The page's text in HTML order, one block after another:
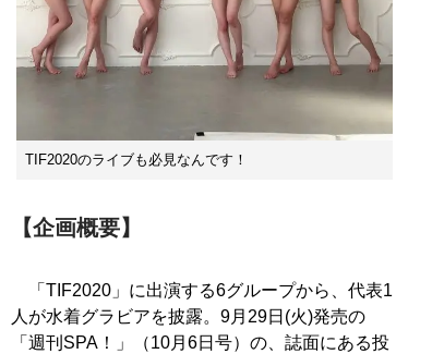
TIF2020のライブも必見なんです！
【企画概要】
「TIF2020」に出演する6グループから、代表1
人が水着グラビアを披露。9月29日(火)発売の
「週刊SPA！」（10月6日号）の、誌面にある投